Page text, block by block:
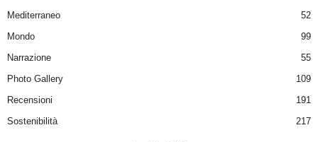
Mediterraneo
52
Mondo
99
Narrazione
55
Photo Gallery
109
Recensioni
191
Sostenibilità
217